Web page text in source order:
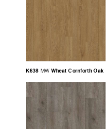
K638 MW Wheat Cornforth Oak